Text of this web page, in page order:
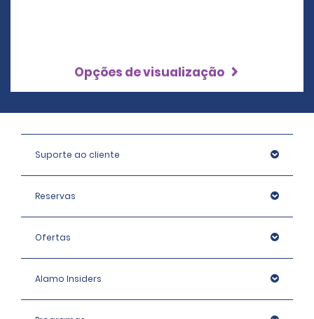
Opções de visualização
Suporte ao cliente
Reservas
Ofertas
Alamo Insiders